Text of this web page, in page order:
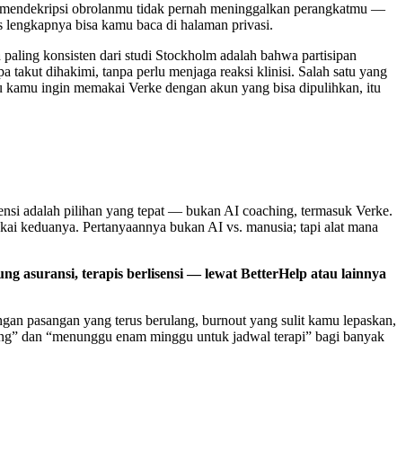
obrolanmu tidak pernah meninggalkan perangkatmu —
bisa kamu baca di halaman privasi.
konsisten dari studi Stockholm adalah bahwa partisipan
takut dihakimi, tanpa perlu menjaga reaksi klinisi. Salah satu yang
ingin memakai Verke dengan akun yang bisa dipulihkan, itu
adalah pilihan yang tepat — bukan AI coaching, termasuk Verke.
keduanya. Pertanyaannya bukan AI vs. manusia; tapi alat mana
asuransi, terapis berlisensi — lewat BetterHelp atau lainnya
pasangan yang terus berulang, burnout yang sulit kamu lepaskan,
dan “menunggu enam minggu untuk jadwal terapi” bagi banyak